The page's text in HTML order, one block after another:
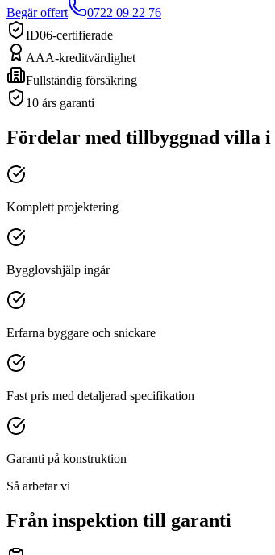
Begär offert
0722 09 22 76
ID06-certifierade
AAA-kreditvärdighet
Fullständig försäkring
10 års garanti
Fördelar med tillbyggnad villa i
Komplett projektering
Bygglovshjälp ingår
Erfarna byggare och snickare
Fast pris med detaljerad specifikation
Garanti på konstruktion
Så arbetar vi
Från inspektion till garanti